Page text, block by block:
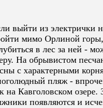
выйти из электрички
мимо Орлиной горы,
в лес за ней -
На обрывистом
с характерными
пляж -
на Кавголовском
появляются и